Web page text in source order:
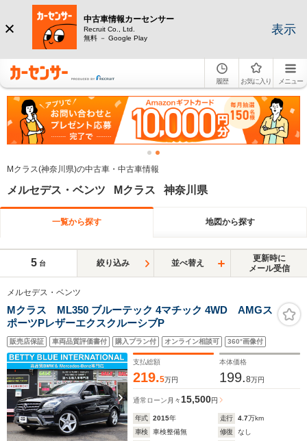
中古車情報カーセンサー
Recruit Co., Ltd.
無料 － Google Play
表示
履歴 お気に入り メニュー
Mクラス(神奈川県)の中古車・中古車情報
メルセデス・ベンツ Mクラス 神奈川県
一覧から探す 地図から探す
5 台 絞り込み 並べ替え
更新時に
メール受信
メルセデス・ベンツ
Mクラス ML350 ブルーテック 4マチック 4WD AMGス
ポーツPレザーエクスクルーシブP
販売店保証 車両品質評価書付 購入プラン付 オンライン相談可 360°画像付
支払総額
219.5万円
本体価格
199.8万円
通常ローン 月々15,500円
年式 2015年 走行 4.7万km
車検
車検整備無 修復
なし